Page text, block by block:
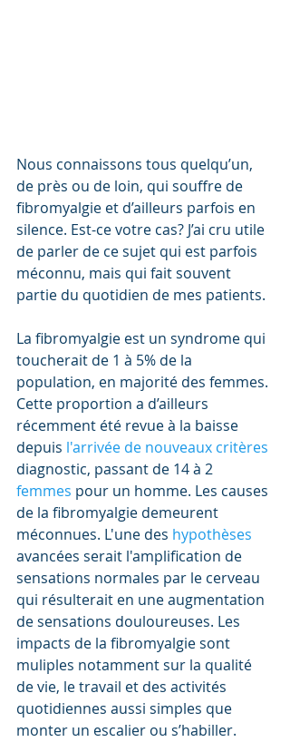
Nous connaissons tous quelqu’un,
de près ou de loin, qui souffre de
fibromyalgie et d’ailleurs parfois en
silence. Est-ce votre cas? J’ai cru utile
de parler de ce sujet qui est parfois
méconnu, mais qui fait souvent
partie du quotidien de mes patients.
La fibromyalgie est un syndrome qui
toucherait de 1 à 5% de la
population, en majorité des femmes.
Cette proportion a d’ailleurs
récemment été revue à la baisse
depuis l'arrivée de nouveaux critères
diagnostic, passant de 14 à 2
femmes pour un homme. Les causes
de la fibromyalgie demeurent
méconnues. L'une des hypothèses
avancées serait l'amplification de
sensations normales par le cerveau
qui résulterait en une augmentation
de sensations douloureuses. Les
impacts de la fibromyalgie sont
muliples notamment sur la qualité
de vie, le travail et des activités
quotidiennes aussi simples que
monter un escalier ou s’habiller.